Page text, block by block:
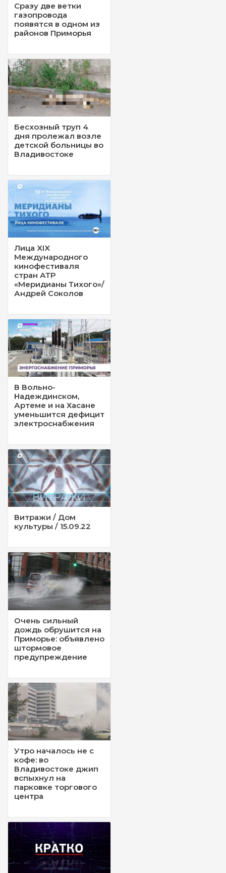
Сразу две ветки
газопровода
появятся в одном из
районов Приморья
Бесхозный труп 4
дня пролежал возле
детской больницы во
Владивостоке
Лица XIX
Международного
кинофестиваля
стран АТР
«Меридианы Тихого»/
Андрей Соколов
В Вольно-
Надеждинском,
Артеме и на Хасане
уменьшится дефицит
электроснабжения
Витражи / Дом
культуры / 15.09.22
Очень сильный
дождь обрушится на
Приморье: объявлено
штормовое
предупреждение
Утро началось не с
кофе: во
Владивостоке джип
вспыхнул на
парковке торгового
центра